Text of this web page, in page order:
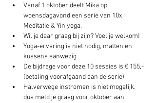
Vanaf 1 oktober deelt Mika op
woensdagavond een serie van 10x
Meditatie & Yin yoga.
Wil je daar graag bij zijn? Voel je welkom!
Yoga-ervaring is niet nodig, matten en
kussens aanwezig
De bijdrage voor deze 10 sessies is € 155,-
(betaling voorafgaand aan de serie).
Halverwege instromen is niet mogelijk,
dus meld je graag voor oktober aan.